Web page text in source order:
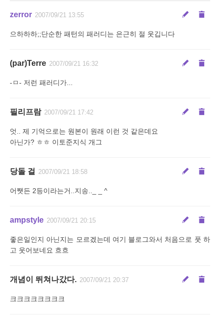
zerror 2007/09/21 13:55
으하하하;;단순한 패턴의 패러디는 은근히 절 웃깁니다
(par)Terre 2007/09/21 16:32
-ㅁ- 저런 패러디가...
필리프람 2007/09/21 17:42
엇.. 제 기억으로는 원본이 원래 이런 것 같은데요
아닌가? ㅎㅎ 이토준지식 개그
당돌 걸 2007/09/21 18:58
어쨋든 2등이라는거..지송.._ _ ^
ampstyle 2007/09/21 20:15
좋은일인지 아닌지는 모르겠는데 여기 블로그와서 처음으로 풋 하
고 웃어보네요 흐흐
개념이 뛰쳐나갔다. 2007/09/21 20:37
크크크크크크크크